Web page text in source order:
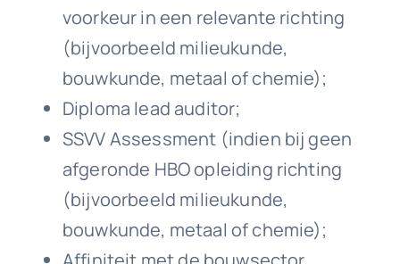
voorkeur in een relevante richting
(bijvoorbeeld milieukunde,
bouwkunde, metaal of chemie);
Diploma lead auditor;
SSVV Assessment (indien bij geen
afgeronde HBO opleiding richting
(bijvoorbeeld milieukunde,
bouwkunde, metaal of chemie);